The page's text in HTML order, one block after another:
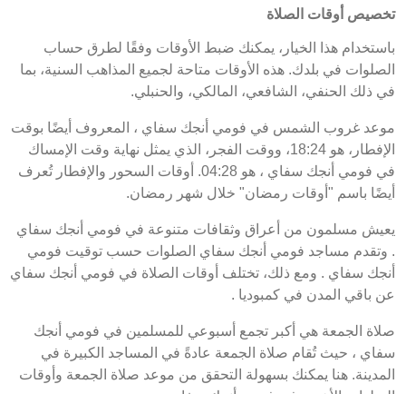
تخصيص أوقات الصلاة
باستخدام هذا الخيار، يمكنك ضبط الأوقات وفقًا لطرق حساب
الصلوات في بلدك. هذه الأوقات متاحة لجميع المذاهب السنية، بما
في ذلك الحنفي، الشافعي، المالكي، والحنبلي.
موعد غروب الشمس في فومي أنجك سفاي ، المعروف أيضًا بوقت
الإفطار، هو 18:24، ووقت الفجر، الذي يمثل نهاية وقت الإمساك
في فومي أنجك سفاي ، هو 04:28. أوقات السحور والإفطار تُعرف
أيضًا باسم "أوقات رمضان" خلال شهر رمضان.
يعيش مسلمون من أعراق وثقافات متنوعة في فومي أنجك سفاي
. وتقدم مساجد فومي أنجك سفاي الصلوات حسب توقيت فومي
أنجك سفاي . ومع ذلك، تختلف أوقات الصلاة في فومي أنجك سفاي
عن باقي المدن في كمبوديا .
صلاة الجمعة هي أكبر تجمع أسبوعي للمسلمين في فومي أنجك
سفاي ، حيث تُقام صلاة الجمعة عادةً في المساجد الكبيرة في
المدينة. هنا يمكنك بسهولة التحقق من موعد صلاة الجمعة وأوقات